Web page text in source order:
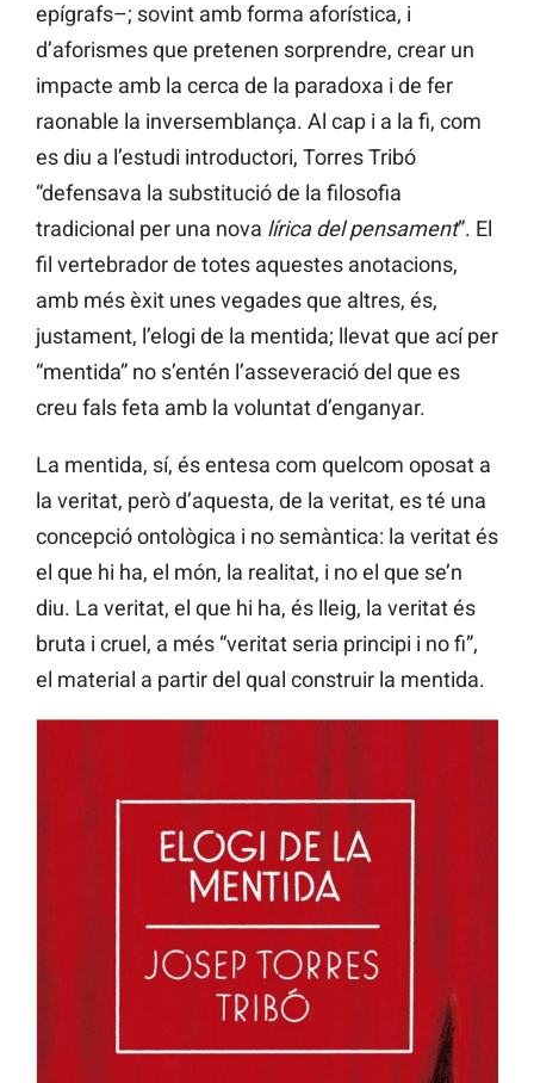
epígrafs–; sovint amb forma aforística, i
d’aforismes que pretenen sorprendre, crear un
impacte amb la cerca de la paradoxa i de fer
raonable la inversemblança. Al cap i a la fi, com
es diu a l’estudi introductori, Torres Tribó
“defensava la substitució de la filosofia
tradicional per una nova lírica del pensament”. El
fil vertebrador de totes aquestes anotacions,
amb més èxit unes vegades que altres, és,
justament, l’elogi de la mentida; llevat que ací per
“mentida” no s’entén l’asseveració del que es
creu fals feta amb la voluntat d’enganyar.
La mentida, sí, és entesa com quelcom oposat a
la veritat, però d’aquesta, de la veritat, es té una
concepció ontològica i no semàntica: la veritat és
el que hi ha, el món, la realitat, i no el que se’n
diu. La veritat, el que hi ha, és lleig, la veritat és
bruta i cruel, a més “veritat seria principi i no fi”,
el material a partir del qual construir la mentida.